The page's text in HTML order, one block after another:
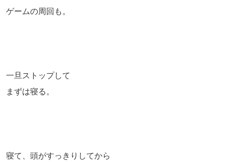
ゲームの周回も。
一旦ストップして
まずは寝る。
寝て、頭がすっきりしてから